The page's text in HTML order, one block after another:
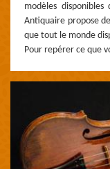
modèles
Antiquaire propose
que tout le monde
Pour repérer ce que